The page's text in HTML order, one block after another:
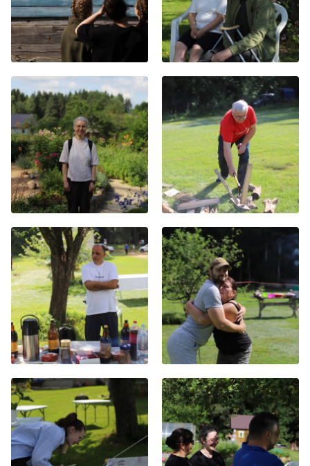
Воскресная
школа
Фото Воскресной школы
Видео Воскресной школы
Фото
Видео
Архив
Пожертвования